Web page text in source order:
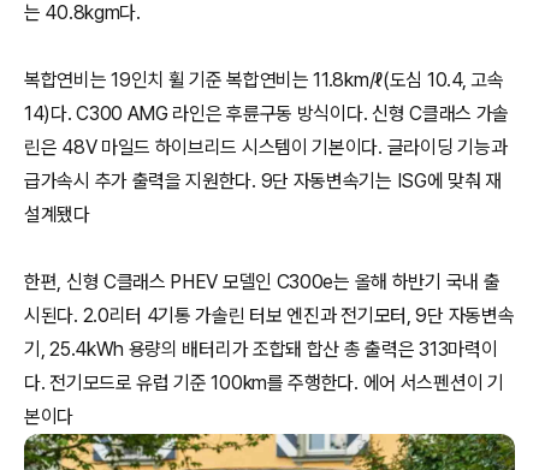
는 40.8kgm다.
복합연비는 19인치 휠 기준 복합연비는 11.8km/ℓ(도심 10.4, 고속
14)다. C300 AMG 라인은 후륜구동 방식이다. 신형 C클래스 가솔
린은 48V 마일드 하이브리드 시스템이 기본이다. 글라이딩 기능과
급가속시 추가 출력을 지원한다. 9단 자동변속기는 ISG에 맞춰 재
설계됐다
한편, 신형 C클래스 PHEV 모델인 C300e는 올해 하반기 국내 출
시된다. 2.0리터 4기통 가솔린 터보 엔진과 전기모터, 9단 자동변속
기, 25.4kWh 용량의 배터리가 조합돼 합산 총 출력은 313마력이
다. 전기모드로 유럽 기준 100km를 주행한다. 에어 서스펜션이 기
본이다